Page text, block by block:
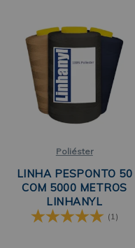
Poliéster
LINHA PESPONTO 50
COM 5000 METROS
LINHANYL
(1)